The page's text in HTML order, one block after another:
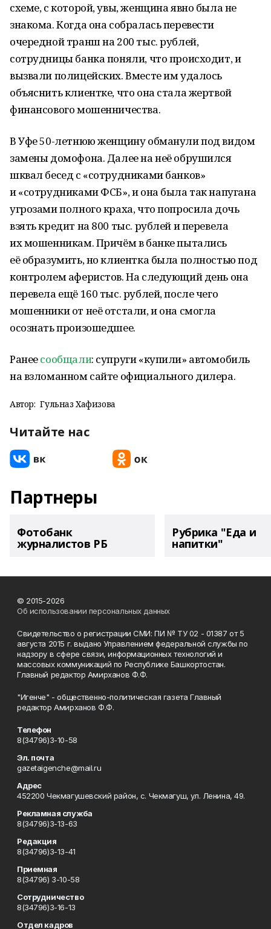
схеме, с которой, увы, женщина явно была не
знакома. Когда она собралась перевести
очередной транш на 200 тыс. рублей,
сотрудницы банка поняли, что происходит, и
вызвали полицейских. Вместе им удалось
объяснить клиентке, что она стала жертвой
финансового мошенничества.
В Уфе 50-летнюю женщину обманули под видом
замены домофона. Далее на неё обрушился
шквал бесед с «сотрудниками банков»
и «сотрудниками ФСБ», и она была так напугана
угрозами полного краха, что попросила дочь
взять кредит на 800 тыс. рублей и перевела
их мошенникам. Причём в банке пытались
её образумить, но клиентка была полностью под
контролем аферистов. На следующий день она
перевела ещё 160 тыс. рублей, после чего
мошенники от неё отстали, и она смогла
осознать произошедшее.
Ранеесообщали: супруги «купили» автомобиль
на взломанном сайте официального дилера.
Автор: Гульназ Хафизова
Читайте нас
Партнеры
Фотобанк
журналистов РБ
Рубрика "Еда и
напитки"
© 2015-2026
Об использовании персональных данных
Свидетельство о регистрации СМИ: ПИ № ТУ 02 - 01387 от 5
августа 2015 г. выдано Управлением федеральной службы по
надзору в сфере связи, информационных технологий и
массовых коммуникаций по Республике Башкортостан.
Главный редактор Амирханов Ф.Ф.
"Игенче" - общественно-политическая газета Главный
редактор Амирханов Ф.Ф.
Телефон
8(34796)3-10-58
Эл. почта
gazetaigenche@mail.ru
Адрес
452200 Чекмагушевский район, с. Чекмагуш, ул. Ленина, 49.
Рекламная служба
8(34796)3-13-63
Редакция
8(34796)3-13-41
Приемная
8(34796) 3-10-58
Сотрудничество
8(34796)3-16-13
Отдел кадров